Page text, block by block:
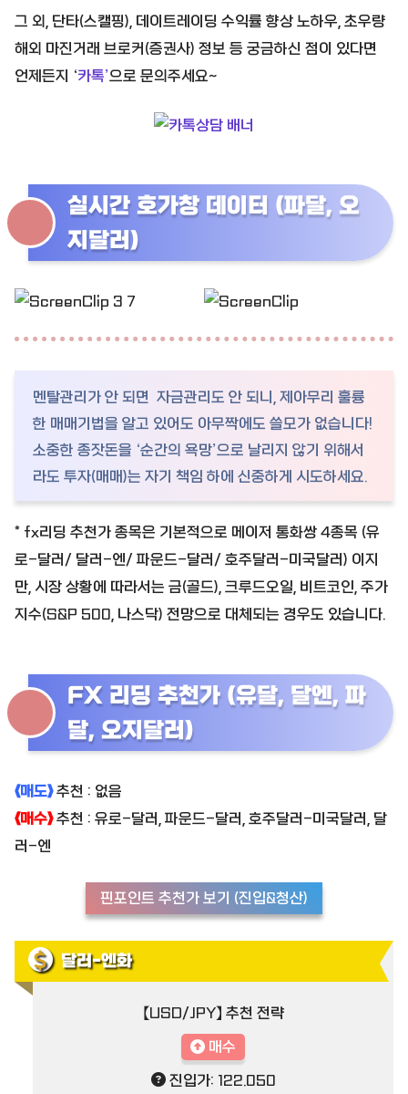
그 외, 단타(스캘핑), 데이트레이딩 수익률 향상 노하우, 초우량
해외 마진거래 브로커(증권사) 정보 등 궁금하신 점이 있다면
언제든지 ‘카톡’으로 문의주세요~
실시간 호가창 데이터 (파달, 오
지달러)
멘탈관리가 안 되면 자금관리도 안 되니, 제아무리 훌륭
한 매매기법을 알고 있어도 아무짝에도 쓸모가 없습니다!
소중한 종잣돈을 ‘순간의 욕망’으로 날리지 않기 위해서
라도 투자(매매)는 자기 책임 하에 신중하게 시도하세요.
* fx리딩 추천가 종목은 기본적으로 메이저 통화쌍 4종목 (유
로-달러/ 달러-엔/ 파운드-달러/ 호주달러-미국달러) 이지
만, 시장 상황에 따라서는 금(골드), 크루드오일, 비트코인, 주가
지수(S&P 500, 나스닥) 전망으로 대체되는 경우도 있습니다.
FX 리딩 추천가 (유달, 달엔, 파
달, 오지달러)
《매도》추천 : 없음
《매수》추천 : 유로-달러, 파운드-달러, 호주달러-미국달러, 달
러-엔
핀포인트 추천가 보기 (진입&청산)
달러-엔화
【USD/JPY】 추천 전략
매수
진입가: 122.050